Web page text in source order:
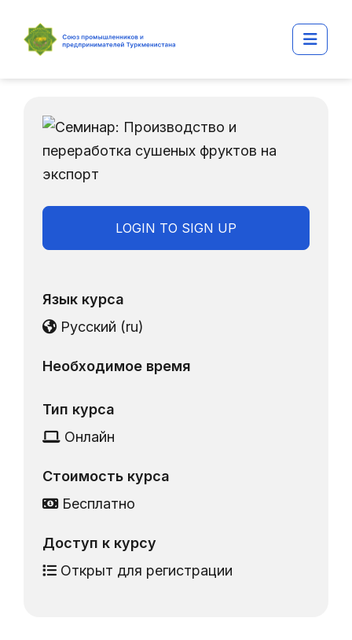
LOGIN TO SIGN UP
Язык курса
Русский ‎(ru)‎
Необходимое время
Тип курса
Онлайн
Стоимость курса
Бесплатно
Доступ к курсу
Открыт для регистрации